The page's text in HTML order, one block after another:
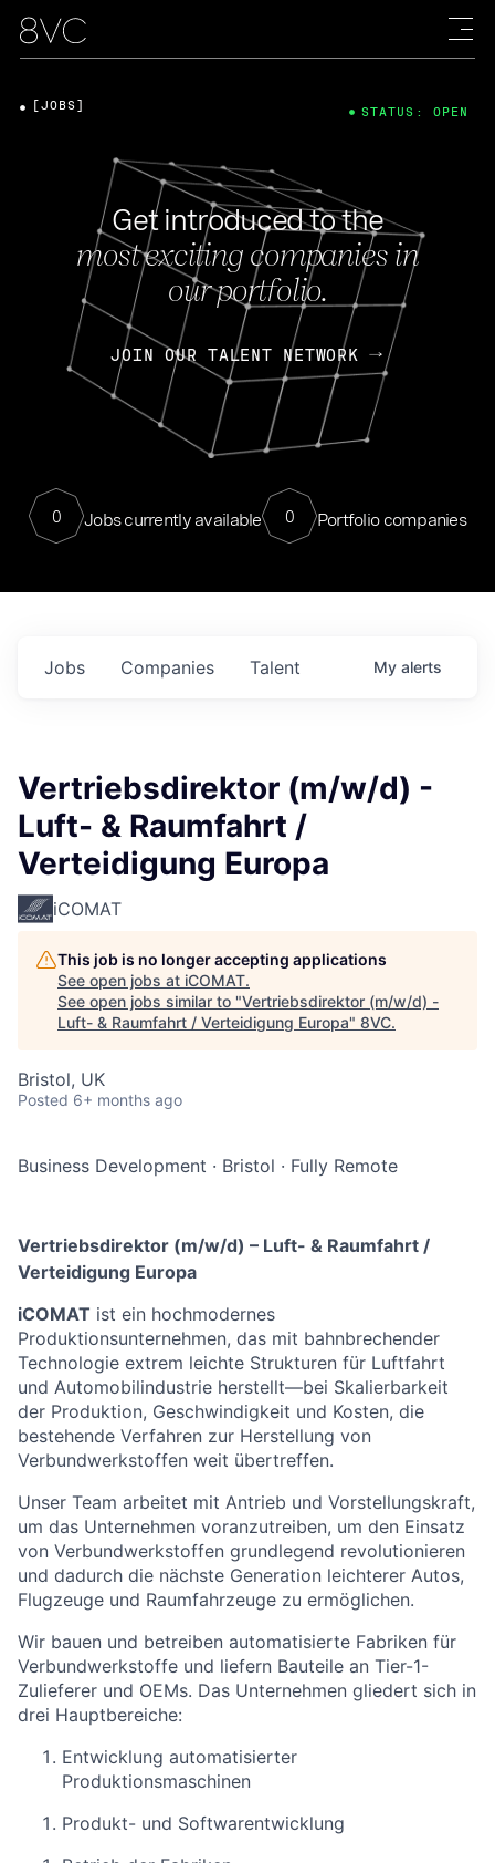
Get introduced to the
most exciting companies in
our portfolio.
JOIN OUR TALENT NETWORK
0 Jobs currently available 0 Portfolio companies
[JOBS] STATUS: OPEN
Jobs Companies Talent My alerts
Vertriebsdirektor (m/w/d) -
Luft- & Raumfahrt /
Verteidigung Europa
iCOMAT
This job is no longer accepting applications
See open jobs at iCOMAT.
See open jobs similar to "Vertriebsdirektor (m/w/d) -
Luft- & Raumfahrt / Verteidigung Europa" 8VC.
Bristol, UK
Posted 6+ months ago
Business Development · Bristol · Fully Remote
Vertriebsdirektor (m/w/d) – Luft- & Raumfahrt /
Verteidigung Europa
iCOMAT ist ein hochmodernes
Produktionsunternehmen, das mit bahnbrechender
Technologie extrem leichte Strukturen für Luftfahrt
und Automobilindustrie herstellt—bei Skalierbarkeit
der Produktion, Geschwindigkeit und Kosten, die
bestehende Verfahren zur Herstellung von
Verbundwerkstoffen weit übertreffen.
Unser Team arbeitet mit Antrieb und Vorstellungskraft,
um das Unternehmen voranzutreiben, um den Einsatz
von Verbundwerkstoffen grundlegend revolutionieren
und dadurch die nächste Generation leichterer Autos,
Flugzeuge und Raumfahrzeuge zu ermöglichen.
Wir bauen und betreiben automatisierte Fabriken für
Verbundwerkstoffe und liefern Bauteile an Tier-1-
Zulieferer und OEMs. Das Unternehmen gliedert sich in
drei Hauptbereiche:
Entwicklung automatisierter
Produktionsmaschinen
Produkt- und Softwarentwicklung